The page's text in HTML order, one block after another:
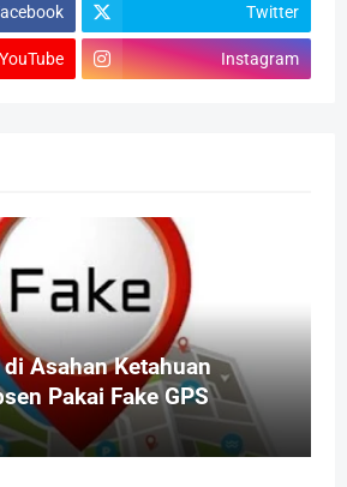
Twitter
YouTube Instagram
Asahan Ketahuan
Pakai Fake GPS